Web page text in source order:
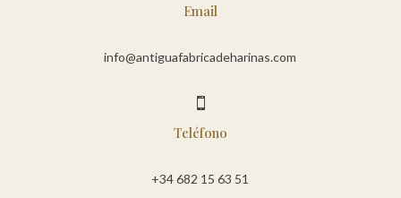
Email
info@antiguafabricadeharinas.com

Teléfono
+34 682 15 63 51